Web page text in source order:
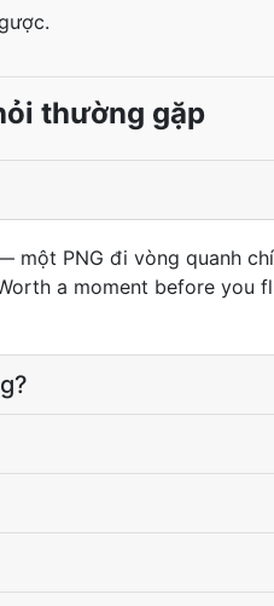
thường gặp
PNG đi vòng quanh
a moment before you